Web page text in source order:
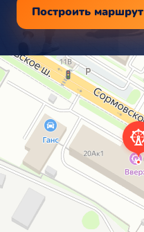
Построить маршрут